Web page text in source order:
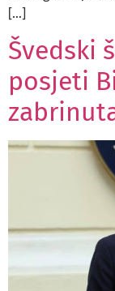
[…]
Švedski
posjeti